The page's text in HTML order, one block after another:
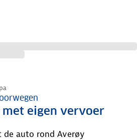
met eigen vervoer
de auto rond Averøy